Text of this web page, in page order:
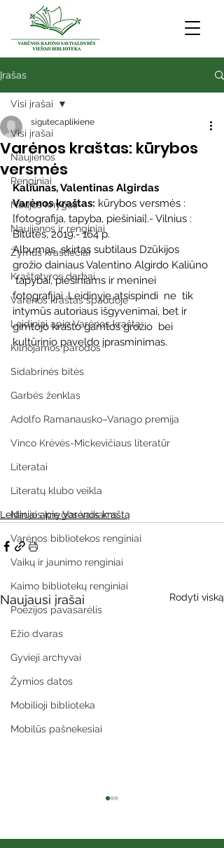
Įrašas
Visi įrašai
Naujienos
Renginiai
Naujos knygos
Naujienos ir renginiai
Žymūs kraštiečiai
Kraštotyros darbai
Varėnos kraštas spaudoje
Leidiniai apie Varėnos kraštą
Kilnojamos parodos
Sidabrinės bitės
Garbės ženklas
Adolfo Ramanausko–Vanago premija
Vinco Krėvės-Mickevičiaus literatūr
Literatai
Literatų klubo veikla
Naujos knygos vaikams
Varėnos bibliotekos renginiai
Vaikų ir jaunimo renginiai
Kaimo bibliotekų renginiai
Poezijos pavasarėlis
Ežio dvaras
Gyvieji archyvai
Žymios datos
Mobilioji biblioteka
Mobilūs pašnekesiai
Visi įrašai
Varėnos kraštas: kūrybos
versmės
sigutecaplikiene
Kaliūnas, Valentinas Algirdas
Varėnos kraštas: kūrybos versmės :
[fotografija, tapyba, piešiniai].- Vilnius :
Bitutės, 2019.- 164 p.
Albumas  skirtas subtilaus Dzūkijos
grožio dainiaus Valentino Algirdo Kaliūno
tapybai, piešiniams ir meninei
fotografijai. Leidinyje atsispindi  ne  tik
intymūs autoriaus išgyvenimai, bet ir
gimtojo krašto gamtos grožio  bei
kultūrinio paveldo įprasminimas.
Leidiniai apie Varėnos kraštą
Naujausi įrašai Rodyti viską